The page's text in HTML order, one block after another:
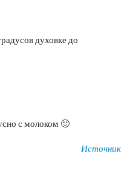
духовке до
с молоком 🙂
Источник